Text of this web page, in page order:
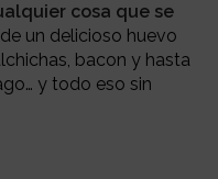
cosa que se
un delicioso huevo
bacon y hasta
y todo eso sin